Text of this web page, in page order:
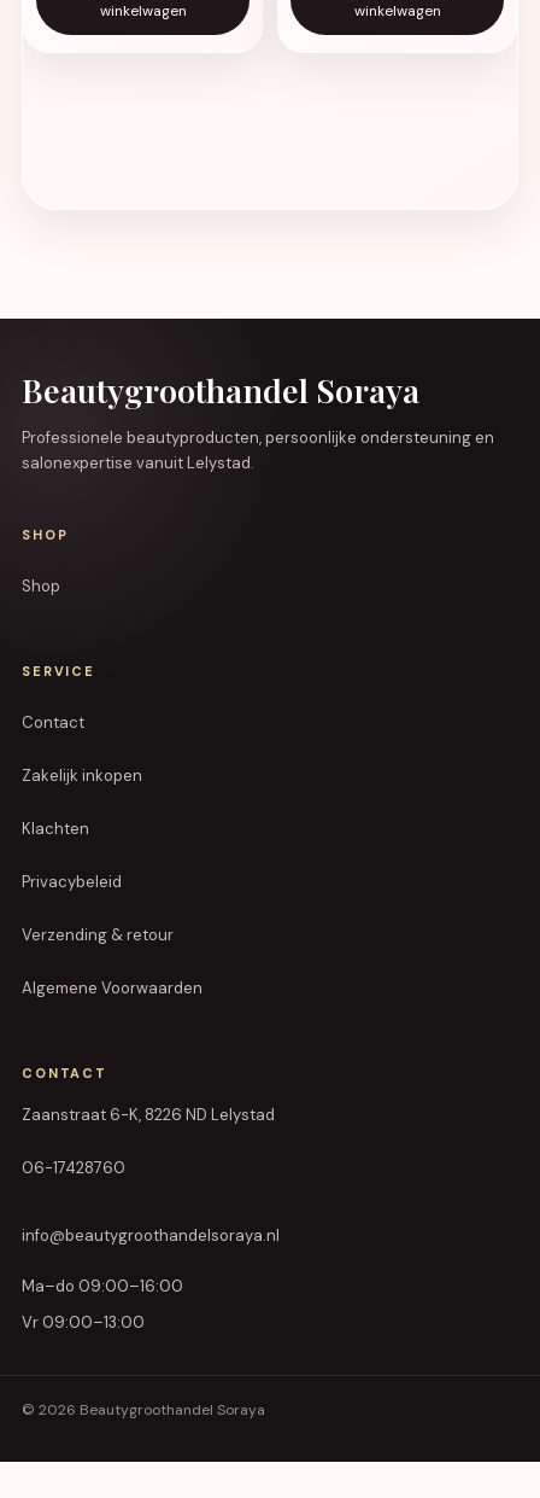
winkelwagen
winkelwagen
Beautygroothandel Soraya
Professionele beautyproducten, persoonlijke ondersteuning en
salonexpertise vanuit Lelystad.
SHOP
Shop
SERVICE
Contact
Zakelijk inkopen
Klachten
Privacybeleid
Verzending & retour
Algemene Voorwaarden
CONTACT
Zaanstraat 6-K, 8226 ND Lelystad
06-17428760
info@beautygroothandelsoraya.nl
Ma–do 09:00–16:00
Vr 09:00–13:00
© 2026 Beautygroothandel Soraya